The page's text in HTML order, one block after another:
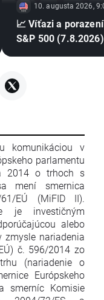
10. augusta 2026,
📈 Víťazi a
S&P 500 (7.8.2026)
komunikáciou v
parlamentu
2014 o trhoch s
mení smernica
EÚ (MiFID II).
je investičným
alebo
zmysle nariadenia
č. 596/2014 zo
(nariadenie o
Európskeho
smerníc Komisie